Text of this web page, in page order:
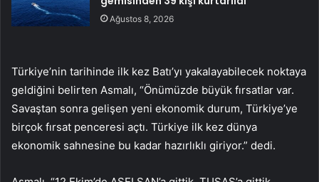
Ağustos 8, 2026
Türkiye’nin tarihinde ilk kez Batı’yı yakalayabilecek noktaya
geldiğini belirten Asmalı, “Önümüzde büyük fırsatlar var.
Savaştan sonra gelişen yeni ekonomik durum, Türkiye’ye
birçok fırsat penceresi açtı. Türkiye ilk kez dünya
ekonomik sahnesine bu kadar hazırlıklı giriyor.” dedi.